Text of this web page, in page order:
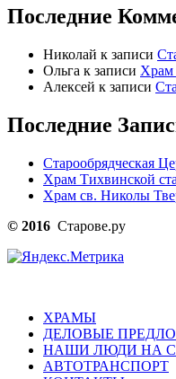
Последние
Николай к записи
Ольга к записи Храм
Алексей к записи
Последние
Старообрядческая
Храм Тихвинской
Храм св. Николы
© 2016 Старове.ру
ХРАМЫ
ДЕЛОВЫЕ
НАШИ ЛЮДИ НА
АВТОТРАНСПОРТ